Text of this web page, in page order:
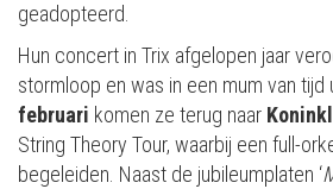
geadopteerd.
Hun concert in Trix afgelopen jaar
stormloop en was in een mum van tijd
februari komen ze terug naar
String Theory Tour, waarbij een full-
begeleiden. Naast de jubileumplaten ‘